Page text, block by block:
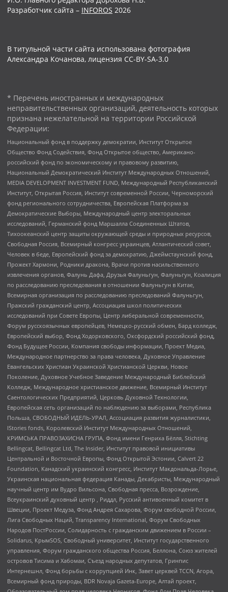
Разработчик сайта – INFOROS 2026
В титульной части сайта использована фотография
Александра Кочанова, лицензия CC-BY-SA-3.0
* Перечень иностранных и международных
неправительственных организаций, деятельность которых
признана нежелательной на территории Российской
Федерации:
Национальный фонд в поддержку демократии, Институт Открытое
Общество Фонд Содействия, Фонд Открытое общество, Американо-
российский фонд по экономическому и правовому развитию,
Национальный Демократический Институт Международных Отношений,
MEDIA DEVELOPMENT INVESTMENT FUND, Международный Республиканский
Институт, Открытая Россия, Институт современной России, Черноморский
фонд регионального сотрудничества, Европейская Платформа за
Демократические Выборы, Международный центр электоральных
исследований, Германский фонд Маршалла Соединенных Штатов,
Тихоокеанский центр защиты окружающей среды и природных ресурсов,
Свободная Россия, Всемирный конгресс украинцев, Атлантический совет,
Человек в беде, Европейский фонд за демократию, Джеймстаунский фонд,
Прожект Хармони, Родники дракона, Врачи против насильственного
извлечения органов, Фалунь Дафа, Друзья Фалуньгун, Фалуньгун, Коалиция
по расследованию преследования в отношении Фалуньгун в Китае,
Всемирная организация по расследованию преследований Фалуньгун,
Пражский гражданский центр, Ассоциация школ политических
исследований при Совете Европы, Центр либеральной современности,
Форум русскоязычных европейцев, Немецко-русский обмен, Бард колледж,
Европейский выбор, Фонд Ходорковского, Оксфордский российский фонд,
Фонд Будущее России, Компания свободы информации, Проект Медиа,
Международное партнерство за права человека, Духовное Управление
Евангельских Христиан Украинской Христианской Церкви, Новое
Поколение, Духовное Учебное Заведение Международный Библейский
Колледж, Международное христианское движение, Всемирный Институт
Саентологических Предприятий, Церковь Духовной Технологии,
Европейская сеть организаций по наблюдению за выборами, Республика
Польша, СВОБОДНЫЙ ИДЕЛЬ-УРАЛ, Ассоциация развития журналистики,
IStories fonds, Королевский Институт Международных Отношений,
КРИМСЬКА ПРАВОЗАХИСНА ГРУПА, Фонд имени Генриха Бёлля, Stichting
Bellingcat, Bellingcat Ltd, The Insider, Институт правовой инициативы
Центральной и Восточной Европы, Фонд Открытой Эстонии, Calvert 22
Foundation, Канадский украинский конгресс, Институт Макдональда-Лорье,
Украинская национальная федерация Канады, Декабристы, Международный
научный центр им Вудро Вильсона, Свободная пресса, Возрождение,
Всеукраинский духовный центр , Риддл, Русский антивоенный комитет в
Швеции, Проект Медуза, Фонд Андрея Сахарова, Форум свободной России,
Лига Свободных Наций, Transparеncy International, Форум Свободных
Народов ПостРоссии, Солидарность с гражданским движением в России –
Solidarus, КрымSOS, Свободный университет, Институт государственного
управления, Форум гражданского общества Россия, Беллона, Союз жителей
островов Тисима и Хабомаи, Съезд народных депутатов, Гринпис
Интернешнл, Фонд борьбы с коррупцией Инк, Завет церквей TCCN, Агора,
Всемирный фонд природы, BDR Novaja Gazeta-Europe, Алтай проект,